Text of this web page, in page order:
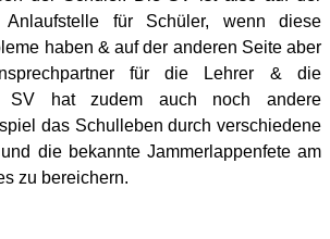
für Schüler, wenn diese
haben & auf der anderen Seite aber
für die Lehrer & die
SV hat zudem auch noch andere
das Schulleben durch verschiedene
die bekannte Jammerlappenfete am
zu bereichern.